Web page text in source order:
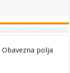
Obavezna polja